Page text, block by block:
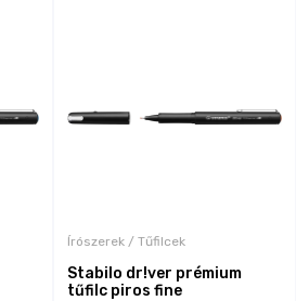
Írószerek / Tűfilcek
Stabilo dr!ver prémium
tűfilc piros fine